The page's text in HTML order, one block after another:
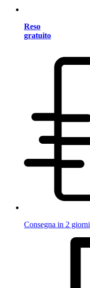
Reso
gratuito
Consegna in 2 giorni